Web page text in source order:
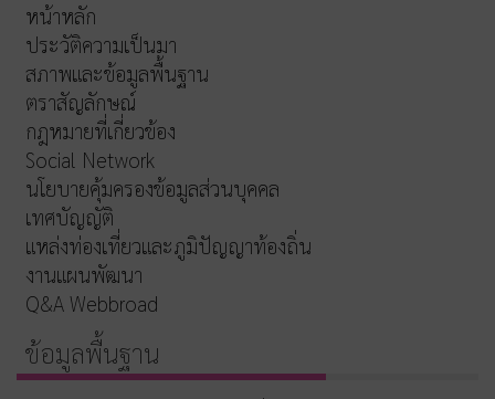
หน้าหลัก
ประวัติความเป็นมา
สภาพและข้อมูลพื้นฐาน
ตราสัญลักษณ์
กฎหมายที่เกี่ยวข้อง
Social Network
นโยบายคุ้มครองข้อมูลส่วนบุคคล
เทศบัญญัติ
แหล่งท่องเที่ยวและภูมิปัญญาท้องถิ่น
งานแผนพัฒนา
Q&A Webbroad
ข้อมูลพื้นฐาน